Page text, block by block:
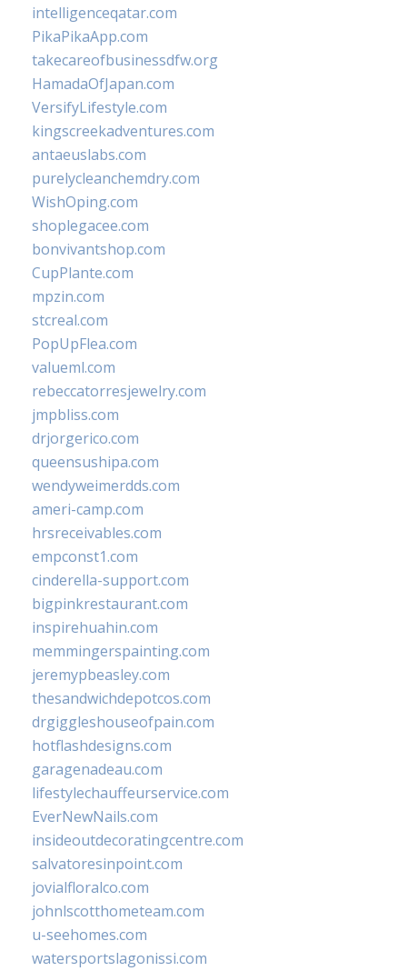
intelligenceqatar.com
PikaPikaApp.com
takecareofbusinessdfw.org
HamadaOfJapan.com
VersifyLifestyle.com
kingscreekadventures.com
antaeuslabs.com
purelycleanchemdry.com
WishOping.com
shoplegacee.com
bonvivantshop.com
CupPlante.com
mpzin.com
stcreal.com
PopUpFlea.com
valueml.com
rebeccatorresjewelry.com
jmpbliss.com
drjorgerico.com
queensushipa.com
wendyweimerdds.com
ameri-camp.com
hrsreceivables.com
empconst1.com
cinderella-support.com
bigpinkrestaurant.com
inspirehuahin.com
memmingerspainting.com
jeremypbeasley.com
thesandwichdepotcos.com
drgiggleshouseofpain.com
hotflashdesigns.com
garagenadeau.com
lifestylechauffeurservice.com
EverNewNails.com
insideoutdecoratingcentre.com
salvatoresinpoint.com
jovialfloralco.com
johnlscotthometeam.com
u-seehomes.com
watersportslagonissi.com